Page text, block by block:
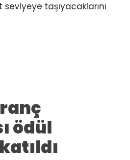
taşıyacaklarını
ödül